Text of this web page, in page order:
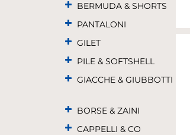
BERMUDA & SHORTS
PANTALONI
GILET
PILE & SOFTSHELL
GIACCHE & GIUBBOTTI
BORSE & ZAINI
CAPPELLI & CO